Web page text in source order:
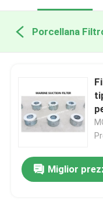
Porcellana
Miglior